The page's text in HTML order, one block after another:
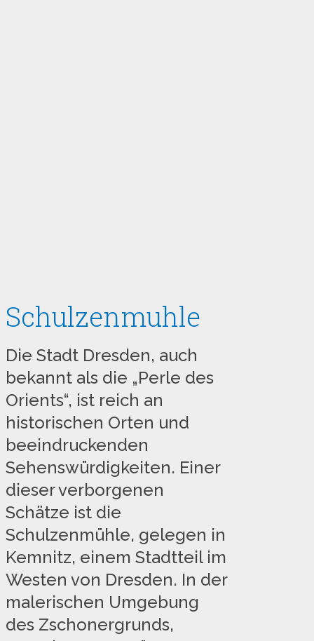
Schulzenmuhle
Die Stadt Dresden, auch
bekannt als die „Perle des
Orients“, ist reich an
historischen Orten und
beeindruckenden
Sehenswürdigkeiten. Einer
dieser verborgenen
Schätze ist die
Schulzenmühle, gelegen in
Kemnitz, einem Stadtteil im
Westen von Dresden. In der
malerischen Umgebung
des Zschonergrunds,